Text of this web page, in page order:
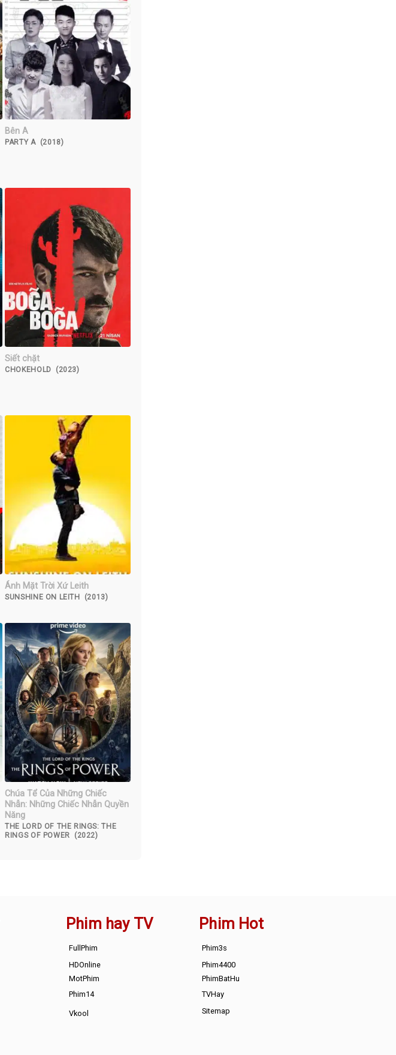
Bên A
PARTY A (2018)
Siết chặt
CHOKEHOLD (2023)
Ánh Mặt Trời Xứ Leith
SUNSHINE ON LEITH (2013)
Chúa Tể Của Những Chiếc
Nhẫn: Những Chiếc Nhẫn Quyền
Năng
THE LORD OF THE RINGS: THE
RINGS OF POWER (2022)
Phim hay TV
FullPhim
HDOnline
MotPhim
Phim14
Vkool
Phim Hot
Phim3s
Phim4400
PhimBatHu
TVHay
Sitemap